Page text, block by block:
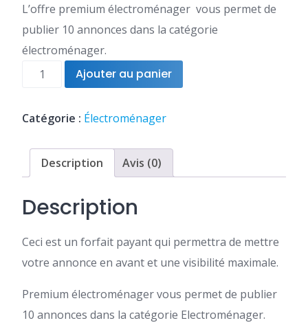
prix
initial
était :
FCFA12,500.
prix
actuel
est :
FCFA9,500.
L’offre premium électroménager vous permet de
publier 10 annonces dans la catégorie
électroménager.
quantité
annonces
Ajouter au panier
Catégorie : Électroménager
Description Avis (0)
Description
Ceci est un forfait payant qui permettra de mettre
votre annonce en avant et une visibilité maximale.
Premium électroménager vous permet de publier
10 annonces dans la catégorie Electroménager.